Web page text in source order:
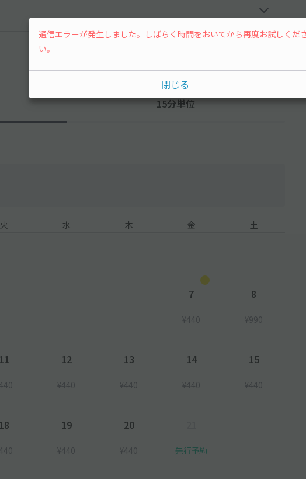
騒音などにはご注意ください。
15分単位
火 水 木 金 土
7
¥440
8
¥990
11 12
¥440
13
¥440
14
¥440
15
¥440
18 19
¥440
20
¥440 先行予約
通信エラーが発生しました。しばらく時間をおいてから再度お試しくだ
い。
閉じる